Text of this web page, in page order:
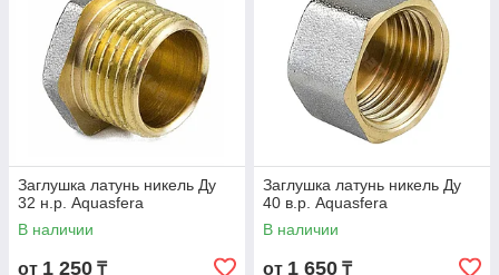
Заглушка латунь никель Ду
32 н.р. Aquasfera
В наличии
от 1 250 ₸
Заглушка латунь никель Ду
40 в.р. Aquasfera
В наличии
от 1 650 ₸